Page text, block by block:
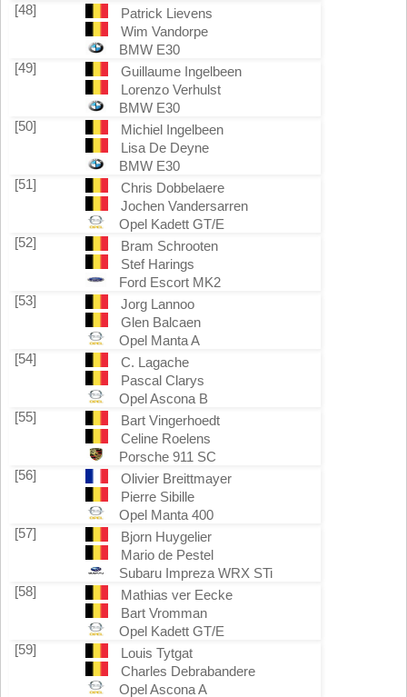
[48]
Patrick Lievens
Wim Vandorpe
BMW E30
[49]
Guillaume Ingelbeen
Lorenzo Verhulst
BMW E30
[50]
Michiel Ingelbeen
Lisa De Deyne
BMW E30
[51]
Chris Dobbelaere
Jochen Vandersarren
Opel Kadett GT/E
[52]
Bram Schrooten
Stef Harings
Ford Escort MK2
[53]
Jorg Lannoo
Glen Balcaen
Opel Manta A
[54]
C. Lagache
Pascal Clarys
Opel Ascona B
[55]
Bart Vingerhoedt
Celine Roelens
Porsche 911 SC
[56]
Olivier Breittmayer
Pierre Sibille
Opel Manta 400
[57]
Bjorn Huygelier
Mario de Pestel
Subaru Impreza WRX STi
[58]
Mathias ver Eecke
Bart Vromman
Opel Kadett GT/E
[59]
Louis Tytgat
Charles Debrabandere
Opel Ascona A